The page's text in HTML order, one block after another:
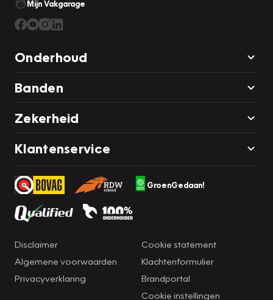
Mijn Vakgarage
Onderhoud
Banden
Zekerheid
Klantenservice
GroenGedaan!
Disclaimer
Algemene voorwaarden
Privacyverklaring
Cookie statement
Klachtenformulier
Brandportal
Cookie instellingen